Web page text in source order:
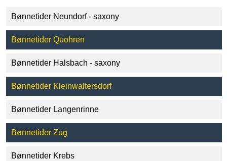
Bønnetider Neundorf - saxony
Bønnetider Quohren
Bønnetider Halsbach - saxony
Bønnetider Kleinwaltersdorf
Bønnetider Langenrinne
Bønnetider Zug
Bønnetider Krebs